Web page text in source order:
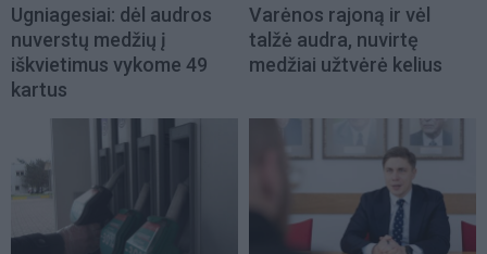
Ugniagesiai: dėl audros
nuverstų medžių į
iškvietimus vykome 49
kartus
Varėnos rajoną ir vėl
talžė audra, nuvirtę
medžiai užtvėrė kelius